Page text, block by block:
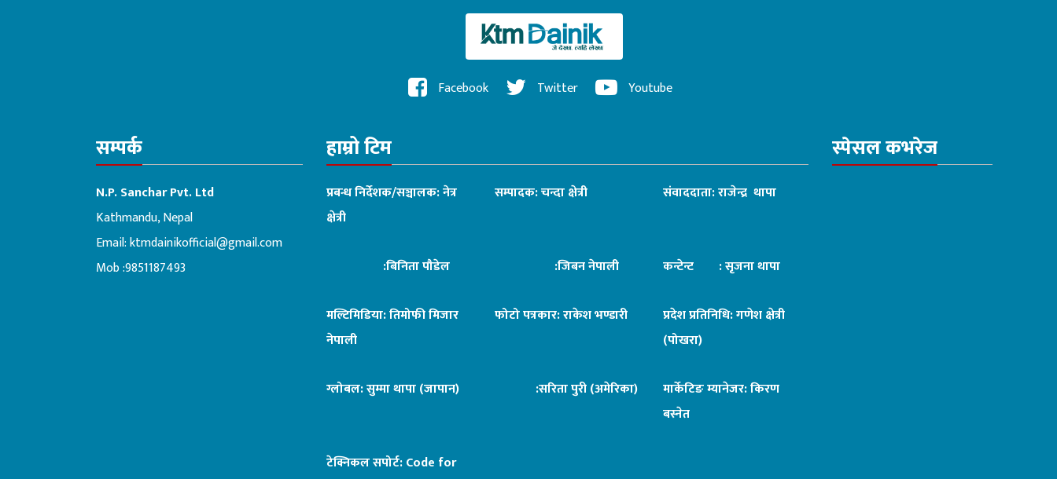
Facebook Twitter Youtube
सम्पर्क
N.P. Sanchar Pvt. Ltd
Kathmandu, Nepal
Email:ktmdainikofficial@gmail.com
Mob :9851187493
हाम्रो टिम
प्रबन्ध निर्देशक/सञ्चालक: नेत्र
क्षेत्री
सम्पादक: चन्दा क्षेत्री संवाददाता: राजेन्द्र थापा
:बिनिता पौडेल :जिबन नेपाली कन्टेन्ट : सृजना थापा
मल्टिमिडिया: तिमोफी मिजार
नेपाली
फोटो पत्रकार: राकेश भण्डारी
प्रदेश प्रतिनिधि: गणेश क्षेत्री
(पोखरा)
ग्लोबल: सुम्मा थापा (जापान) :सरिता पुरी (अमेरिका)
मार्केटिङ म्यानेजर: किरण
बस्नेत
टेक्निकल सपोर्ट:Code for
स्पेसल कभरेज